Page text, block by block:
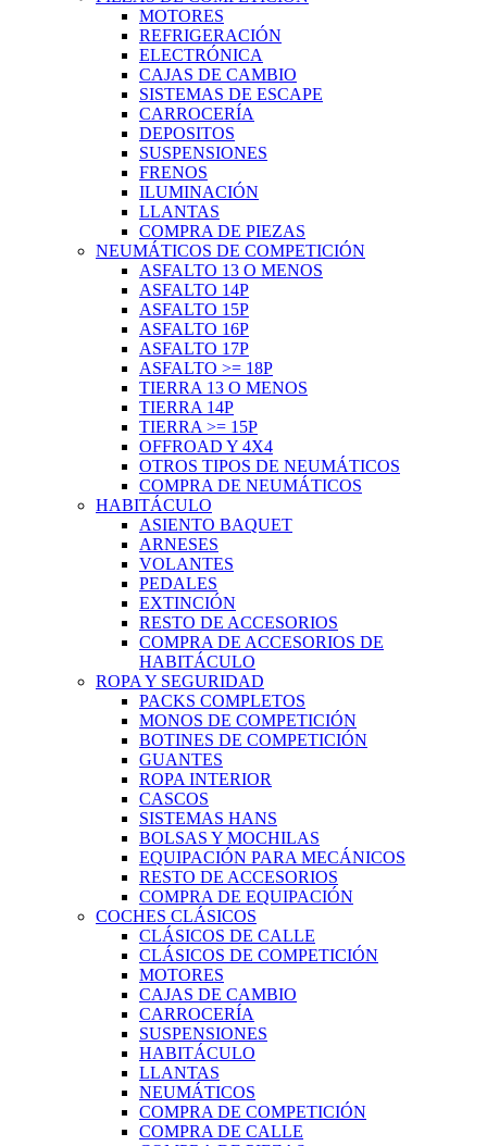
MOTORES
REFRIGERACIÓN
ELECTRÓNICA
CAJAS DE CAMBIO
SISTEMAS DE ESCAPE
CARROCERÍA
DEPOSITOS
SUSPENSIONES
FRENOS
ILUMINACIÓN
LLANTAS
COMPRA DE PIEZAS
NEUMÁTICOS DE COMPETICIÓN
ASFALTO 13 O MENOS
ASFALTO 14P
ASFALTO 15P
ASFALTO 16P
ASFALTO 17P
ASFALTO >= 18P
TIERRA 13 O MENOS
TIERRA 14P
TIERRA >= 15P
OFFROAD Y 4X4
OTROS TIPOS DE NEUMÁTICOS
COMPRA DE NEUMÁTICOS
HABITÁCULO
ASIENTO BAQUET
ARNESES
VOLANTES
PEDALES
EXTINCIÓN
RESTO DE ACCESORIOS
COMPRA DE ACCESORIOS DE
HABITÁCULO
ROPA Y SEGURIDAD
PACKS COMPLETOS
MONOS DE COMPETICIÓN
BOTINES DE COMPETICIÓN
GUANTES
ROPA INTERIOR
CASCOS
SISTEMAS HANS
BOLSAS Y MOCHILAS
EQUIPACIÓN PARA MECÁNICOS
RESTO DE ACCESORIOS
COMPRA DE EQUIPACIÓN
COCHES CLÁSICOS
CLÁSICOS DE CALLE
CLÁSICOS DE COMPETICIÓN
MOTORES
CAJAS DE CAMBIO
CARROCERÍA
SUSPENSIONES
HABITÁCULO
LLANTAS
NEUMÁTICOS
COMPRA DE COMPETICIÓN
COMPRA DE CALLE